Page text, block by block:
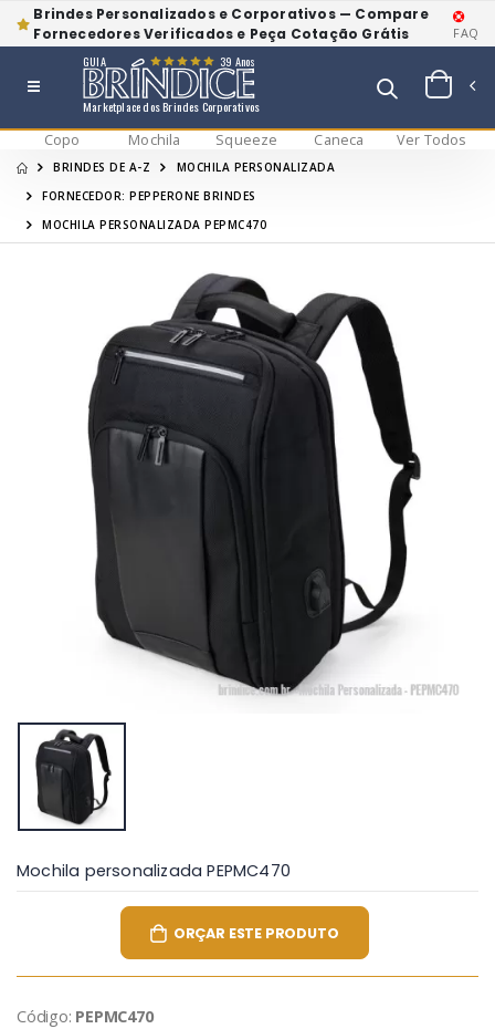
Brindes Personalizados e Corporativos — Compare
Fornecedores Verificados e Peça Cotação Grátis
FAQ
Marketplace dos Brindes Corporativos
GUIA 39 Anos
Copo Mochila Squeeze Caneca Ver Todos
BRINDES DE A-Z
MOCHILA PERSONALIZADA
FORNECEDOR: PEPPERONE BRINDES
MOCHILA PERSONALIZADA PEPMC470
Mochila personalizada PEPMC470
ORÇAR ESTE PRODUTO
Código: PEPMC470